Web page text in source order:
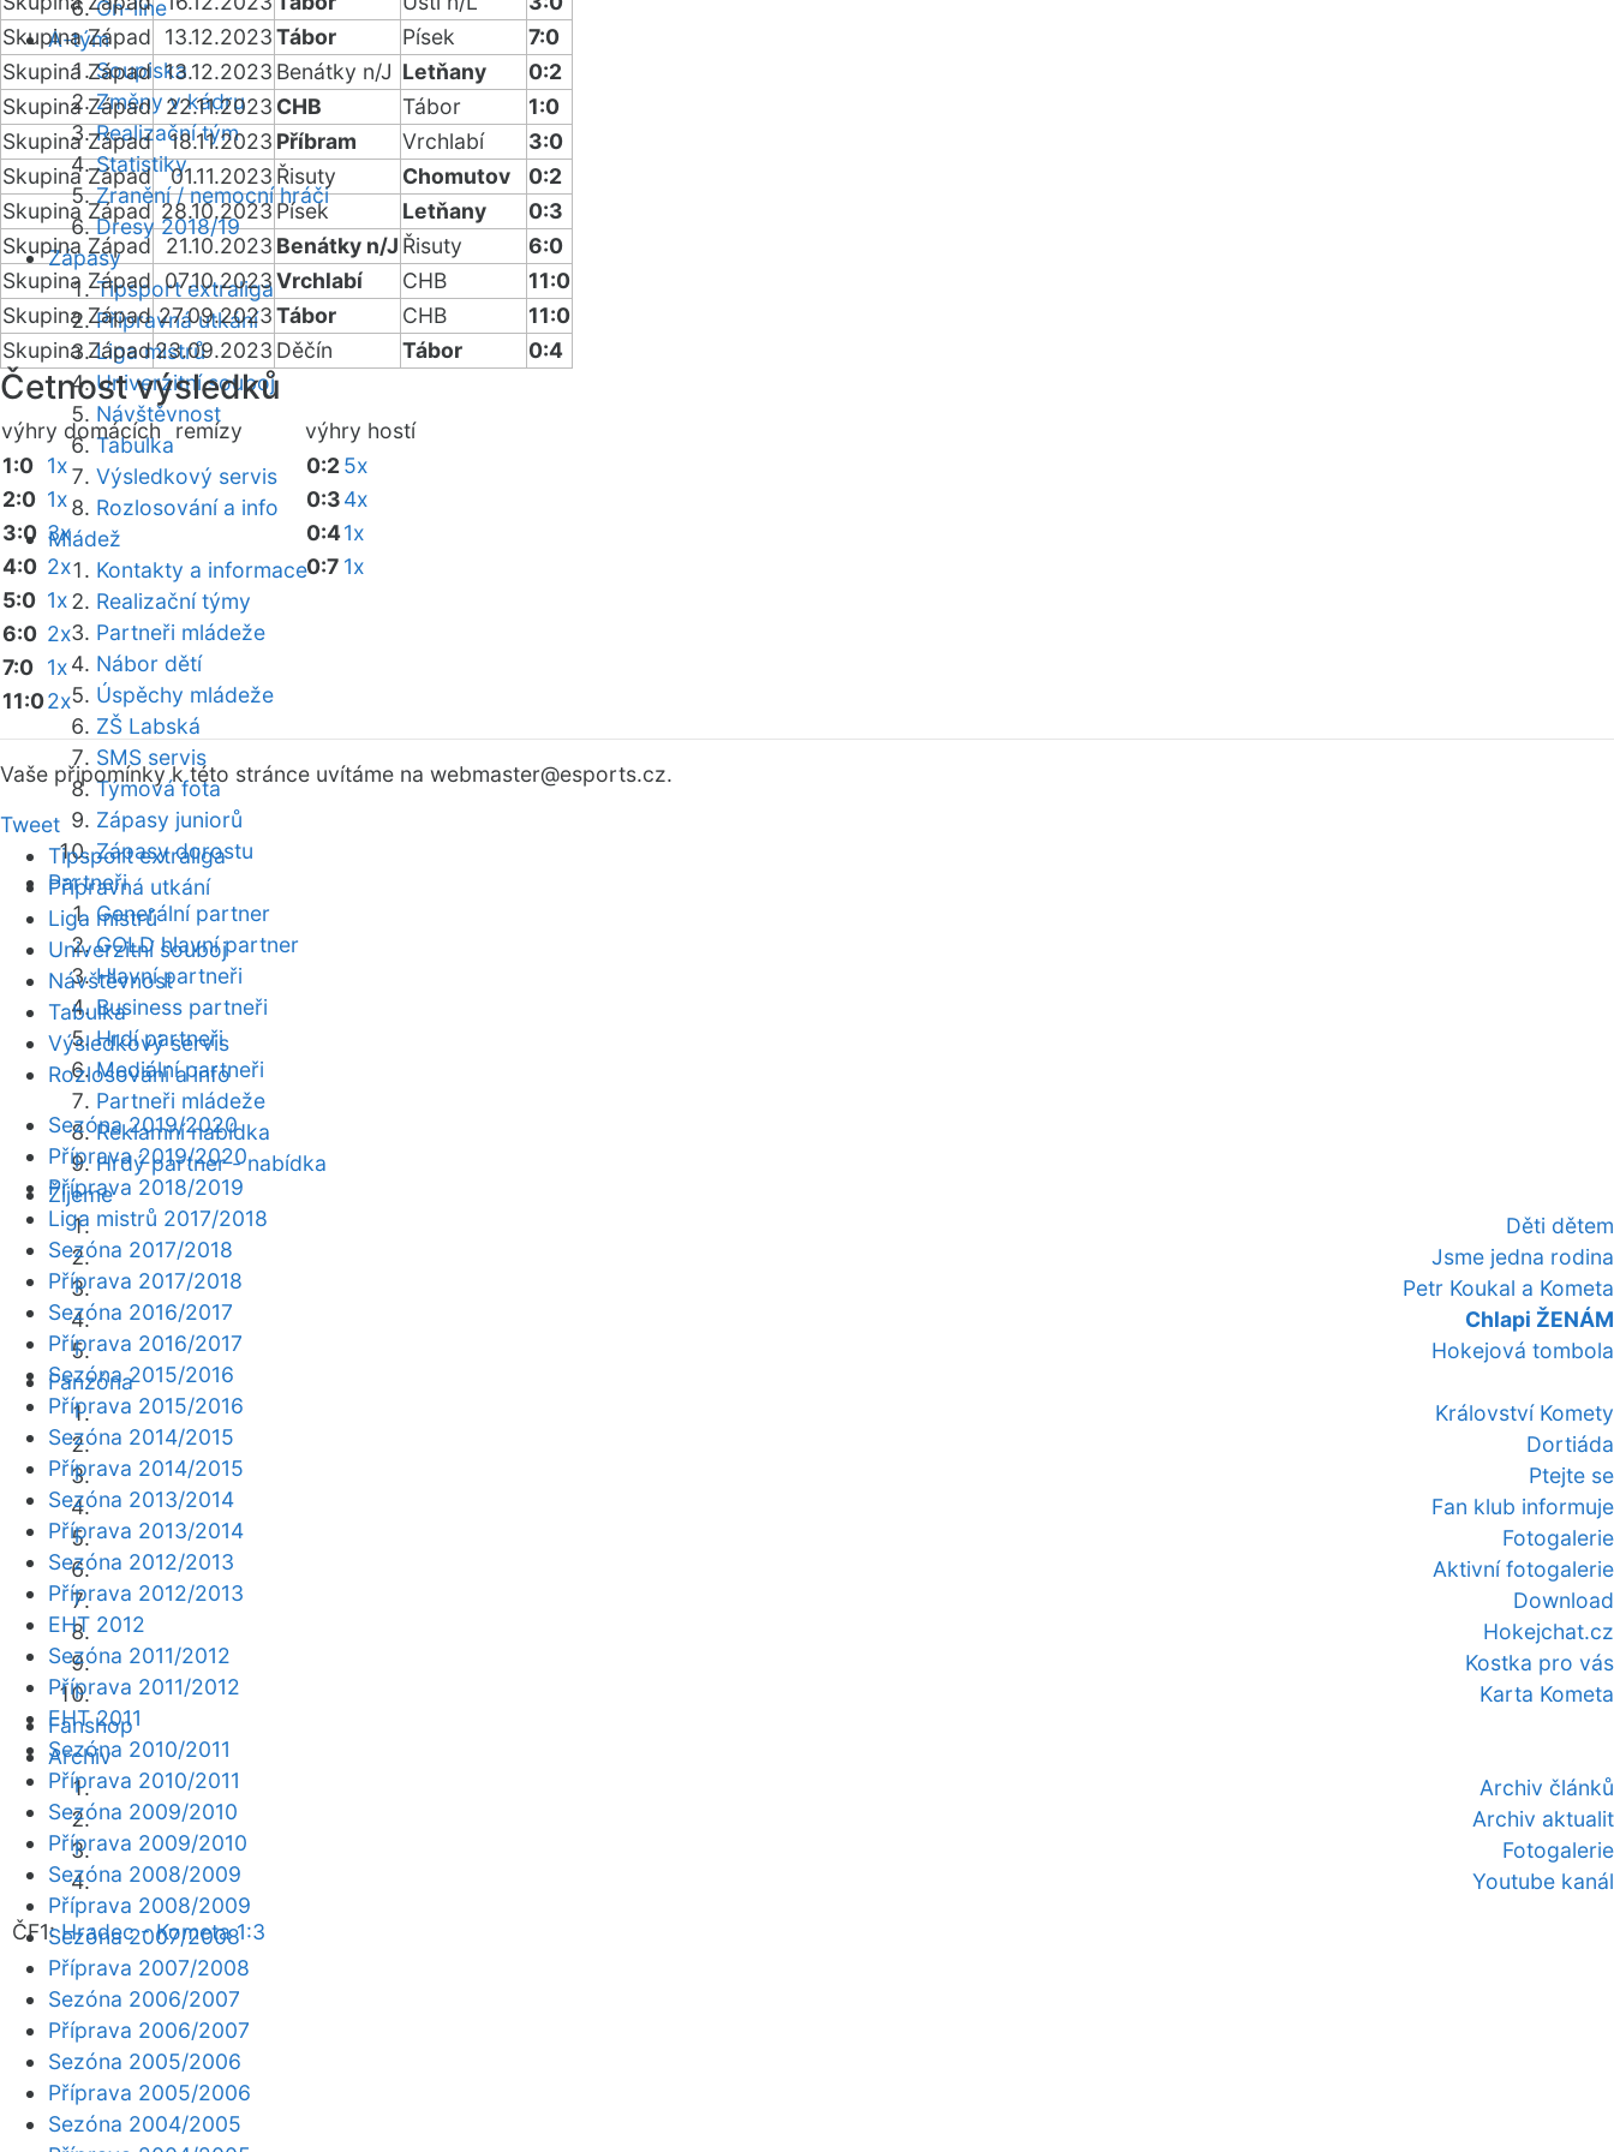
On-line
A-tým
Soupiska
Změny v kádru
Realizační tým
Statistiky
Zranění / nemocní hráči
Dresy 2018/19
Zápasy
Tipsport extraliga
Přípravná utkání
Liga mistrů
Univerzitní souboj
Návštěvnost
Tabulka
Výsledkový servis
Rozlosování a info
Mládež
Kontakty a informace
Realizační týmy
Partneři mládeže
Nábor dětí
Úspěchy mládeže
ZŠ Labská
SMS servis
Týmová fota
Zápasy juniorů
Zápasy dorostu
Partneři
Generální partner
GOLD hlavní partner
Hlavní partneři
Business partneři
Hrdí partneři
Mediální partneři
Partneři mládeže
Reklamní nabídka
Hrdý partner - nabídka
Žijeme
Děti dětem
Jsme jedna rodina
Petr Koukal a Kometa
Chlapi ŽENÁM
Hokejová tombola
Fanzóna
Království Komety
Dortiáda
Ptejte se
Fan klub informuje
Fotogalerie
Aktivní fotogalerie
Download
Hokejchat.cz
Kostka pro vás
Karta Kometa
Fanshop
Archiv
Archiv článků
Archiv aktualit
Fotogalerie
Youtube kanál
ČF1:Hradec - Kometa 1:3
Skupina Západ
13.12.2023Tábor Písek
7:0
Skupina Západ 13.12.2023 Benátky n/J Letňany
0:2
Skupina Západ
22.11.2023 CHB Tábor
1:0
Skupina Západ
18.11.2023 Příbram Vrchlabí
3:0
Skupina Západ
01.11.2023 Řisuty Chomutov
0:2
Skupina Západ 28.10.2023Písek Letňany
0:3
Skupina Západ
21.10.2023 Benátky n/J Řisuty
6:0
Skupina Západ
07.10.2023Vrchlabí CHB
11:0
Skupina Západ 27.09.2023Tábor CHB
11:0
Skupina Západ23.09.2023 Děčín Tábor 0:4
Četnost výsledků
výhry domácích remízy výhry hostí
1:0 1x
2:0 1x
3:0 3x
4:0 2x
5:0 1x
6:0 2x
7:0 1x
11:02x
0:25x
0:34x
0:41x
0:7 1x
Vaše připomínky k této stránce uvítáme na webmaster@esports.cz.
Tweet
Tipsport extraliga
Přípravná utkání
Liga mistrů
Univerzitní souboj
Návštěvnost
Tabulka
Výsledkový servis
Rozlosování a info
Sezóna 2019/2020
Příprava 2019/2020
Příprava 2018/2019
Liga mistrů 2017/2018
Sezóna 2017/2018
Příprava 2017/2018
Sezóna 2016/2017
Příprava 2016/2017
Sezóna 2015/2016
Příprava 2015/2016
Sezóna 2014/2015
Příprava 2014/2015
Sezóna 2013/2014
Příprava 2013/2014
Sezóna 2012/2013
Příprava 2012/2013
EHT 2012
Sezóna 2011/2012
Příprava 2011/2012
EHT 2011
Sezóna 2010/2011
Příprava 2010/2011
Sezóna 2009/2010
Příprava 2009/2010
Sezóna 2008/2009
Příprava 2008/2009
Sezóna 2007/2008
Příprava 2007/2008
Sezóna 2006/2007
Příprava 2006/2007
Sezóna 2005/2006
Příprava 2005/2006
Sezóna 2004/2005